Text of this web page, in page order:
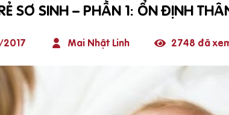
SƠ SINH – PHẦN 1: ỔN ĐỊNH
Mai Nhật Linh 2748 đã